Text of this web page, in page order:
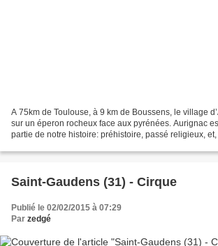
A 75km de Toulouse, à 9 km de Boussens, le village
sur un éperon rocheux face aux pyrénées. Aurignac
partie de notre histoire: préhistoire, passé religieux, et,
Saint-Gaudens (31) - Cirque
Publié le 02/02/2015 à 07:29
Par zedgé